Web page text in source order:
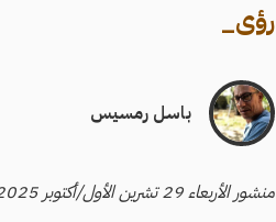
رؤى_
باسل رمسيس
منشور الأربعاء 29 تشرين الأول/أكتوبر 2025